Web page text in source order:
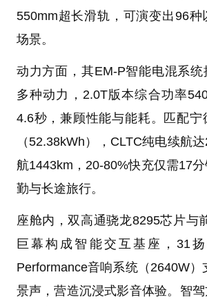
550mm超长滑轨，可演变出96种
场景。
动力方面，其EM-P智能电混系统
多种动力，2.0T版本综合功率
4.6秒，兼顾性能与能耗。匹配宁
（52.38kWh），CLTC纯电续航
航1443km，20-80%快充仅需17
勤与长途旅行。
座舱内，双高通骁龙8295芯片与
巨幕构成智能交互基座，31
Performance音响系统（2640W）
景声，营造沉浸式影音体验。智